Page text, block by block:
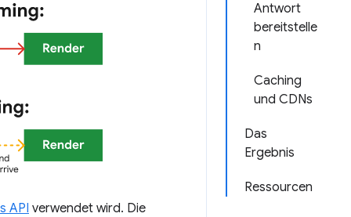
Antwort
bereitstelle
n
Caching
und CDNs
Das
Ergebnis
Ressourcen
API verwendet wird. Die